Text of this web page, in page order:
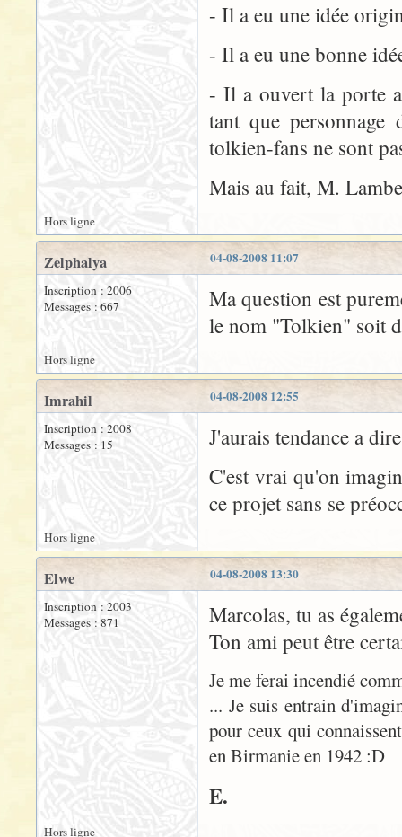
- Il a eu une idée
- Il a eu une bonne
- Il a ouvert la porte
tant que
tolkien-fans ne sont
Mais au fait, M.
Hors ligne
04-08-2008 11:07
Zelphalya
Inscription : 2006
Messages : 667
Ma question est
le nom "Tolkien" soit
Hors ligne
04-08-2008 12:55
Imrahil
Inscription : 2008
Messages : 15
J'aurais tendance a
C'est vrai qu'on
ce projet sans se
Hors ligne
04-08-2008 13:30
Elwe
Inscription : 2003
Messages : 871
Marcolas, tu as
Ton ami peut être
Je me ferai incendié
... Je suis entrain
pour ceux qui
en Birmanie en 1942 :D
E.
Hors ligne